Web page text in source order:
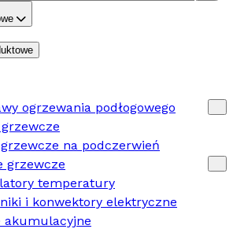
ogrzewania podłogowego
na podczerwień
grzewcze
temperatury
i konwektory elektryczne
akumulacyjne